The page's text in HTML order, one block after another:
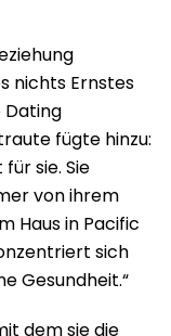
nichts Ernstes
Dating
fügte hinzu:
sie. Sie
von ihrem
Haus in Pacific
sich
Gesundheit.“
dem sie die